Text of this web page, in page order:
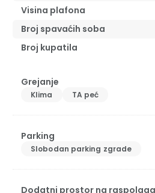
Visina plafona
Broj spavaćih soba
Broj kupatila
Grejanje
Klima TA peć
Parking
Slobodan parking zgrade
Dodatni prostor na